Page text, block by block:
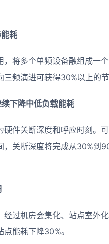
耗
将多个单频设备融组成一
频演进可获得30%以上的节
下降中低负载能耗
件关断深度和呼应时刻。
关断深度将完成从30%到
过机房会集化、站点室外
能耗下降30%。